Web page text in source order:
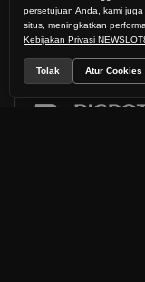
persetujuan Anda, kami
situs, meningkatkan
Kebijakan Privasi
Tolak Atur Cookies